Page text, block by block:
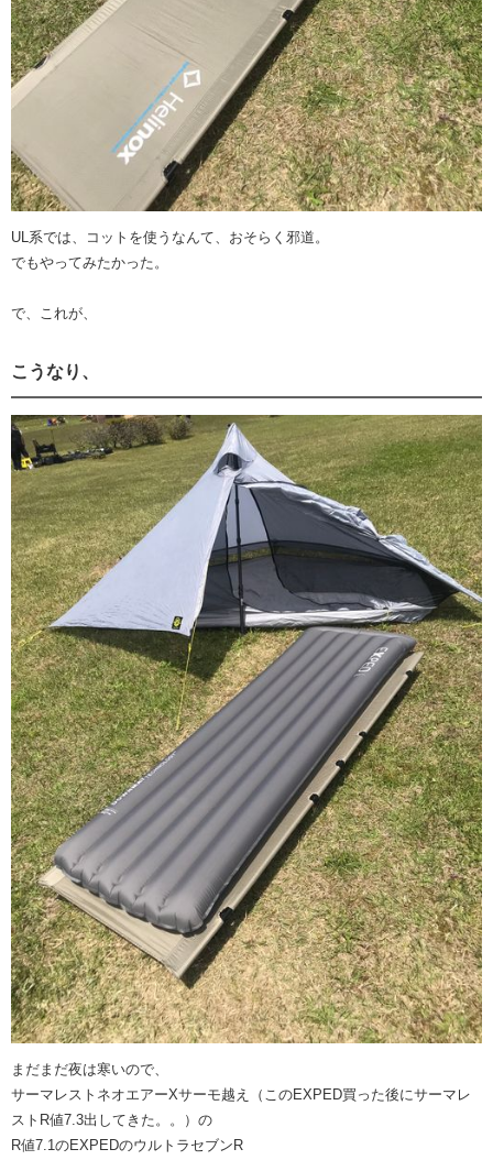
UL系では、コットを使うなんて、おそらく邪道。
でもやってみたかった。
で、これが、
こうなり、
まだまだ夜は寒いので、
サーマレストネオエアーXサーモ越え（このEXPED買った後にサーマレ
ストR値7.3出してきた。。）の
R値7.1のEXPEDのウルトラセブンR